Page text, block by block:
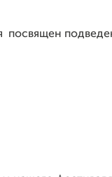
посвящен